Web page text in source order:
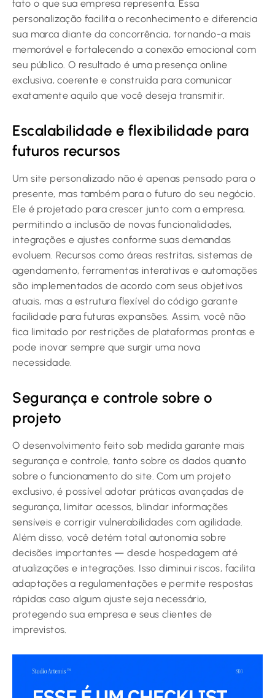
fato o que sua empresa representa. Essa
personalização facilita o reconhecimento e diferencia
sua marca diante da concorrência, tornando-a mais
memorável e fortalecendo a conexão emocional com
seu público. O resultado é uma presença online
exclusiva, coerente e construída para comunicar
exatamente aquilo que você deseja transmitir.
Escalabilidade e flexibilidade para
futuros recursos
Um site personalizado não é apenas pensado para o
presente, mas também para o futuro do seu negócio.
Ele é projetado para crescer junto com a empresa,
permitindo a inclusão de novas funcionalidades,
integrações e ajustes conforme suas demandas
evoluem. Recursos como áreas restritas, sistemas de
agendamento, ferramentas interativas e automações
são implementados de acordo com seus objetivos
atuais, mas a estrutura flexível do código garante
facilidade para futuras expansões. Assim, você não
fica limitado por restrições de plataformas prontas e
pode inovar sempre que surgir uma nova
necessidade.
Segurança e controle sobre o
projeto
O desenvolvimento feito sob medida garante mais
segurança e controle, tanto sobre os dados quanto
sobre o funcionamento do site. Com um projeto
exclusivo, é possível adotar práticas avançadas de
segurança, limitar acessos, blindar informações
sensíveis e corrigir vulnerabilidades com agilidade.
Além disso, você detém total autonomia sobre
decisões importantes — desde hospedagem até
atualizações e integrações. Isso diminui riscos, facilita
adaptações a regulamentações e permite respostas
rápidas caso algum ajuste seja necessário,
protegendo sua empresa e seus clientes de
imprevistos.